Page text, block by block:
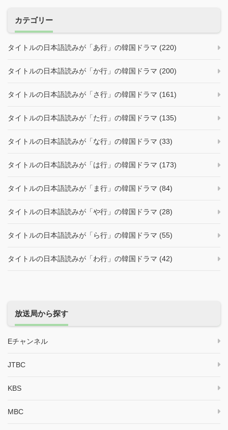
カテゴリー
タイトルの日本語読みが「あ行」の韓国ドラマ (220)
タイトルの日本語読みが「か行」の韓国ドラマ (200)
タイトルの日本語読みが「さ行」の韓国ドラマ (161)
タイトルの日本語読みが「た行」の韓国ドラマ (135)
タイトルの日本語読みが「な行」の韓国ドラマ (33)
タイトルの日本語読みが「は行」の韓国ドラマ (173)
タイトルの日本語読みが「ま行」の韓国ドラマ (84)
タイトルの日本語読みが「や行」の韓国ドラマ (28)
タイトルの日本語読みが「ら行」の韓国ドラマ (55)
タイトルの日本語読みが「わ行」の韓国ドラマ (42)
放送局から探す
Eチャンネル
JTBC
KBS
MBC